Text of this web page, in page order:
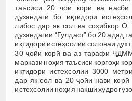
таъсиси 20 ҷои корӣ ва
дӯзандагӣ бо иқтидори
либос дар як сол ва соҳибкор О.
дӯзандагии “Гулдаст” бо 20 адад
иқтидори истеҳсолии солонаи
30 ҷойи корӣ ва аз тарафи
маркази ноҳия таъсиси коргоҳи
иқтидори истеҳсолии 3000
дар як сол ва 20 ҷойи нави
истеҳсолии ноҳия нақши худро